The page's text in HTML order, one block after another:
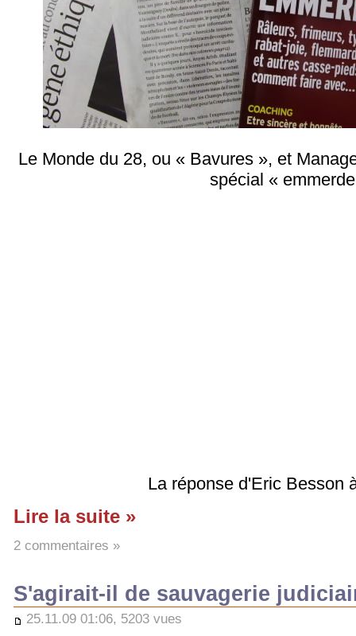
Le Monde du 28, ou « Bavures », et
spécial «
La réponse d'Eric Besson
Lire la suite »
2 commentaires »
S'agirait-il de sauvagerie
25.11.09 01:06, 5203 vues